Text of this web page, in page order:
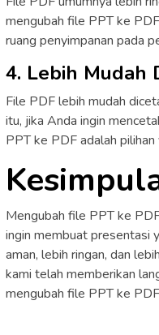
mengubah file PPT ke
ruang penyimpanan pada
4. Lebih Mudah
File PDF lebih mudah
itu, jika Anda ingin
PPT ke PDF adalah
Mengubah file PPT ke
ingin membuat presentasi
aman, lebih ringan, dan
kami telah memberikan
mengubah file PPT ke